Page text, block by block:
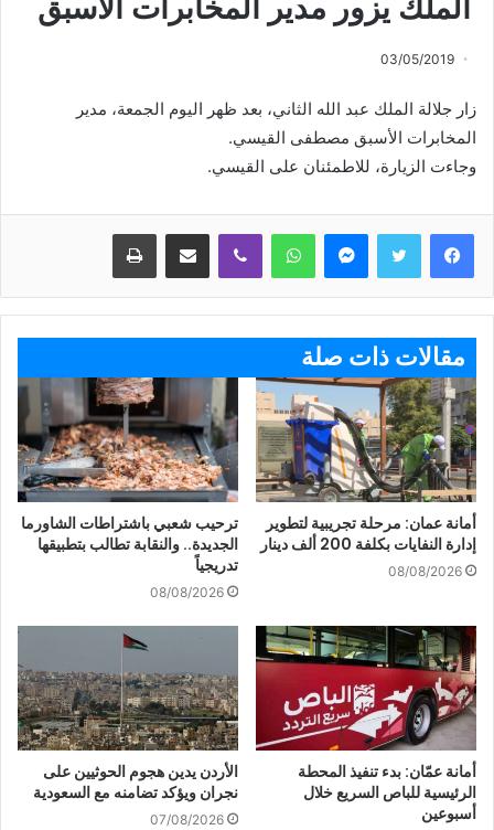
الملك يزور مدير المخابرات الاسبق
03/05/2019
زار جلالة الملك عبد الله الثاني، بعد ظهر اليوم الجمعة، مدير
المخابرات الأسبق مصطفى القيسي.
وجاءت الزيارة، للاطمئنان على القيسي.
ماسنجر واتساب ڤايبر مشاركة عبر البريد طباعة
مقالات ذات صلة
أمانة عمان: مرحلة تجريبية لتطوير
إدارة النفايات بكلفة 200 ألف دينار
08/08/2026
ترحيب شعبي باشتراطات الشاورما
الجديدة.. والنقابة تطالب بتطبيقها
تدريجياً
08/08/2026
أمانة عمّان: بدء تنفيذ المحطة
الرئيسية للباص السريع خلال
أسبوعين
الأردن يدين هجوم الحوثيين على
نجران ويؤكد تضامنه مع السعودية
07/08/2026